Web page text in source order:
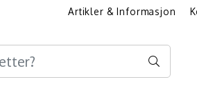
Artikler & Informasjon